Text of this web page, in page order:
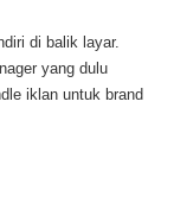
di balik layar.
yang dulu
iklan untuk brand